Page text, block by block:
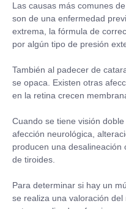
Las causas más comunes
son de una enfermedad
extrema, la fórmula de
por algún tipo de presión
También al padecer de
se opaca. Existen otras
en la retina crecen
Cuando se tiene visión
afección neurológica,
producen una desalineación
de tiroides.
Para determinar si hay un
se realiza una valoración